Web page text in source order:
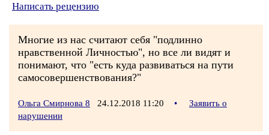
Написать рецензию
Многие из нас считают себя "подлинно
нравственной Личностью", но все ли видят и
понимают, что "есть куда развиваться на пути
самосовершенствования?"
Ольга Смирнова 8 24.12.2018 11:20 •
Заявить о
нарушении